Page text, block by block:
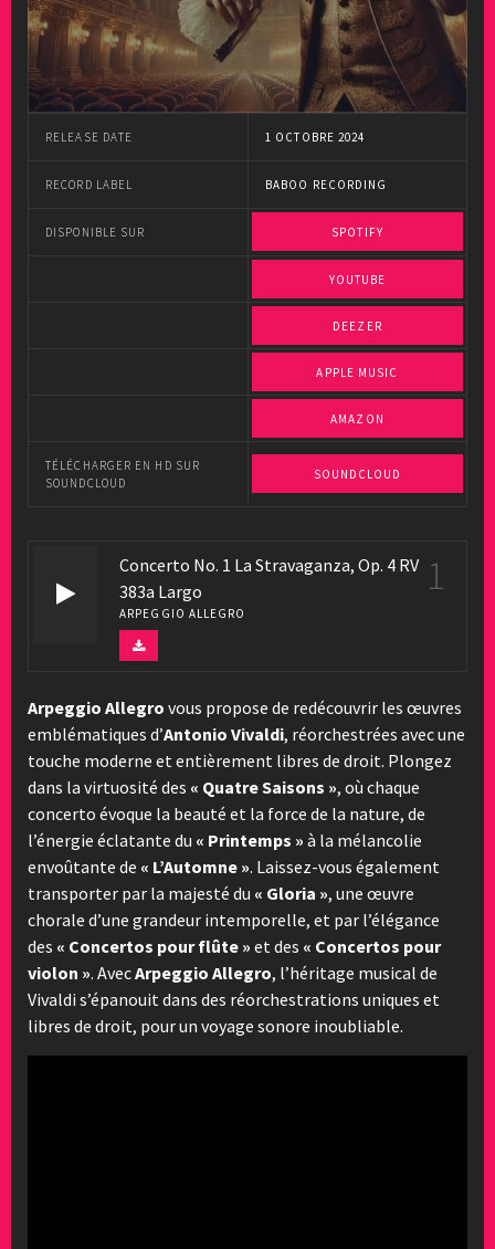
RELEASE DATE 1 OCTOBRE 2024
RECORD LABEL BABOO RECORDING
DISPONIBLE SUR SPOTIFY
YOUTUBE
DEEZER
APPLE MUSIC
AMAZON
TÉLÉCHARGER EN HD SUR
SOUNDCLOUD
SOUNDCLOUD
Concerto No. 1 La Stravaganza, Op. 4 RV
383a Largo
ARPEGGIO ALLEGRO
1
Arpeggio Allegro vous propose de redécouvrir les œuvres
emblématiques d’Antonio Vivaldi, réorchestrées avec une
touche moderne et entièrement libres de droit. Plongez
dans la virtuosité des « Quatre Saisons », où chaque
concerto évoque la beauté et la force de la nature, de
l’énergie éclatante du « Printemps » à la mélancolie
envoûtante de « L’Automne ». Laissez-vous également
transporter par la majesté du « Gloria », une œuvre
chorale d’une grandeur intemporelle, et par l’élégance
des « Concertos pour flûte » et des « Concertos pour
violon ». AvecArpeggio Allegro, l’héritage musical de
Vivaldi s’épanouit dans des réorchestrations uniques et
libres de droit, pour un voyage sonore inoubliable.